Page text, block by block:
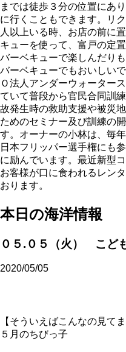
までは徒歩３分の位置にあ
に行くこともできます。リ
人以上いる時、お店の前に
キューを使って、富戸の定
バーベキューで楽しんだり
バーベキューでもおいしい
Ｏ法人アンダーウォーター
ていて普段から官民合同訓
故発生時の救助支援や被災
ためのセミナー及び訓練の
す。オーナーの小林は、毎
日本フリッパー選手権にも
に励んでいます。最近新型
お客様が口に食われるレン
おります。
本日の海洋情報
０５.０５（火） こど
2020/05/05
【そういえばこんなの見て
５月のちびっ子